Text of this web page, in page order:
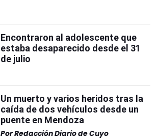
Encontraron al adolescente que
estaba desaparecido desde el 31
de julio
Un muerto y varios heridos tras la
caída de dos vehículos desde un
puente en Mendoza
PorRedacción Diario de Cuyo